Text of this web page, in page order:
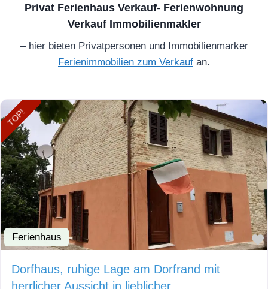
Privat Ferienhaus Verkauf- Ferienwohnung
Verkauf Immobilienmakler
– hier bieten Privatpersonen und Immobilienmarker
Ferienimmobilien zum Verkauf an.
TOP!
Ferienhaus
Dorfhaus, ruhige Lage am Dorfrand mit
herrlicher Aussicht in lieblicher